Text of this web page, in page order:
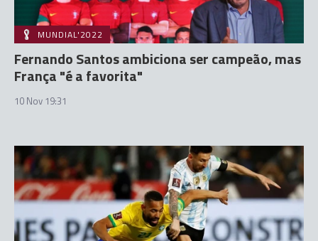
MUNDIAL'2022
Fernando Santos ambiciona ser campeão, mas
França "é a favorita"
10 Nov 19:31